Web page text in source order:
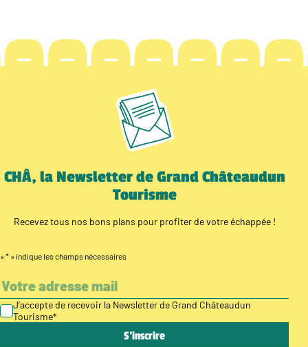
CHÂ, la Newsletter de Grand Châteaudun
Tourisme
Recevez tous nos bons plans pour profiter de votre échappée !
« * » indique les champs nécessaires
J’accepte de recevoir la Newsletter de Grand Châteaudun
Tourisme*